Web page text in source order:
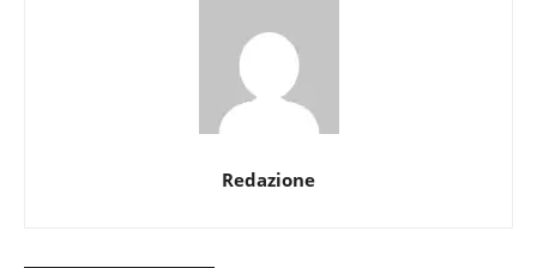
Redazione